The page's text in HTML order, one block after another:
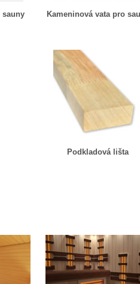
sauny Kameninová vata pro
Podkladová lišta